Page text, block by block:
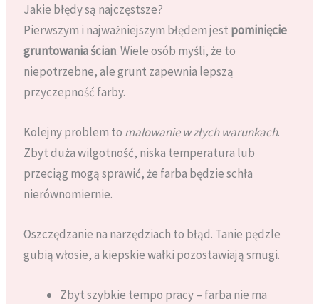
Jakie błędy są najczęstsze?
Pierwszym i najważniejszym błędem jest pominięcie
gruntowania ścian. Wiele osób myśli, że to
niepotrzebne, ale grunt zapewnia lepszą
przyczepność farby.
Kolejny problem to malowanie w złych warunkach.
Zbyt duża wilgotność, niska temperatura lub
przeciąg mogą sprawić, że farba będzie schła
nierównomiernie.
Oszczędzanie na narzędziach to błąd. Tanie pędzle
gubią włosie, a kiepskie wałki pozostawiają smugi.
Zbyt szybkie tempo pracy – farba nie ma